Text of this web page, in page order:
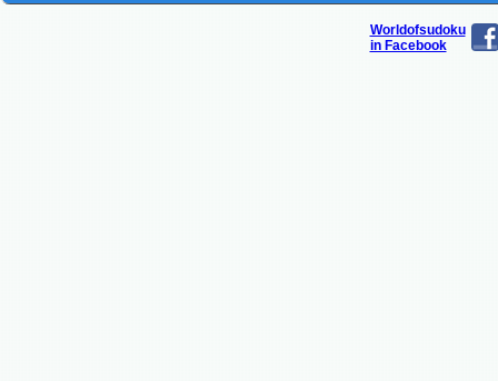
Worldofsudoku
in Facebook